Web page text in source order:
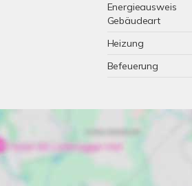
Energieausweis
Gebäudeart
Heizung
Befeuerung